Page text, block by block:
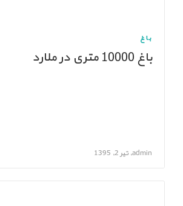
باغ
باغ 10000 متری در ملارد
admin, تیر 2, 1395